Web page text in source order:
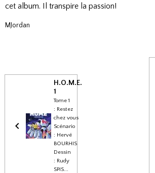
cet album. Il transpire la passion!
MJordan
H.O.M.E.
1
Tome 1
: Restez
chez vous
Scénario
: Hervé
BOURHIS
Dessin
: Rudy
SPIS...